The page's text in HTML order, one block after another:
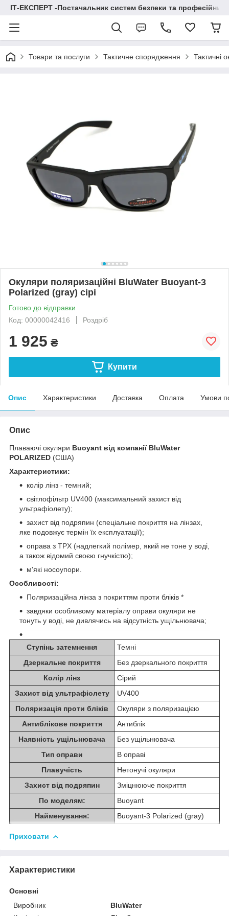
ІТ-ЕКСПЕРТ -Постачальник систем безпеки та професійних
Товари та послуги Тактичне спорядження Тактичні
Окуляри поляризаційні BluWater Buoyant-3
Polarized (gray) сірі
Готово до відправки
Код: 00000042416
Роздріб
1 925 ₴
Купити
Опис Характеристики Доставка Оплата Умови
Опис
Плаваючі окуляри Buoyant від компанії BluWater
POLARIZED (США)
Характеристики:
колір лінз - темний;
світлофільтр UV400 (максимальний захист від
ультрафіолету);
захист від подряпин (спеціальне покриття на лінзах,
яке подовжує термін їх експлуатації);
оправа з TPX (надлегкий полімер, який не тоне у воді,
а також відомий своєю гнучкістю);
м'які носоупори.
Особливості:
Поляризаційна лінза з покриттям проти бліків *
завдяки особливому матеріалу оправи окуляри не
тонуть у воді, не дивлячись на відсутність ущільнювача;
Ступінь затемнення
Темні
Дзеркальне покриття
Без дзеркального покриття
Колір лінз
Сірий
Захист від ультрафіолету
UV400
Поляризація проти бліків
Окуляри з поляризацією
Антиблікове покриття
Антиблік
Наявність ущільнювача
Без ущільнювача
Тип оправи
В оправі
Плавучість
Нетонучі окуляри
Захист від подряпин
Зміцнююче покриття
По моделям:
Buoyant
Найменування:
Buoyant-3 Polarized (gray)
Приховати
Характеристики
Основні
Виробник
BluWater